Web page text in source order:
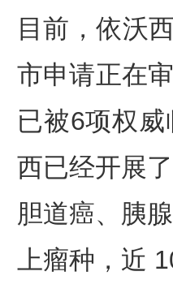
目前，依沃
市申请正在
已被6项权
西已经开展
胆道癌、胰
上瘤种，近